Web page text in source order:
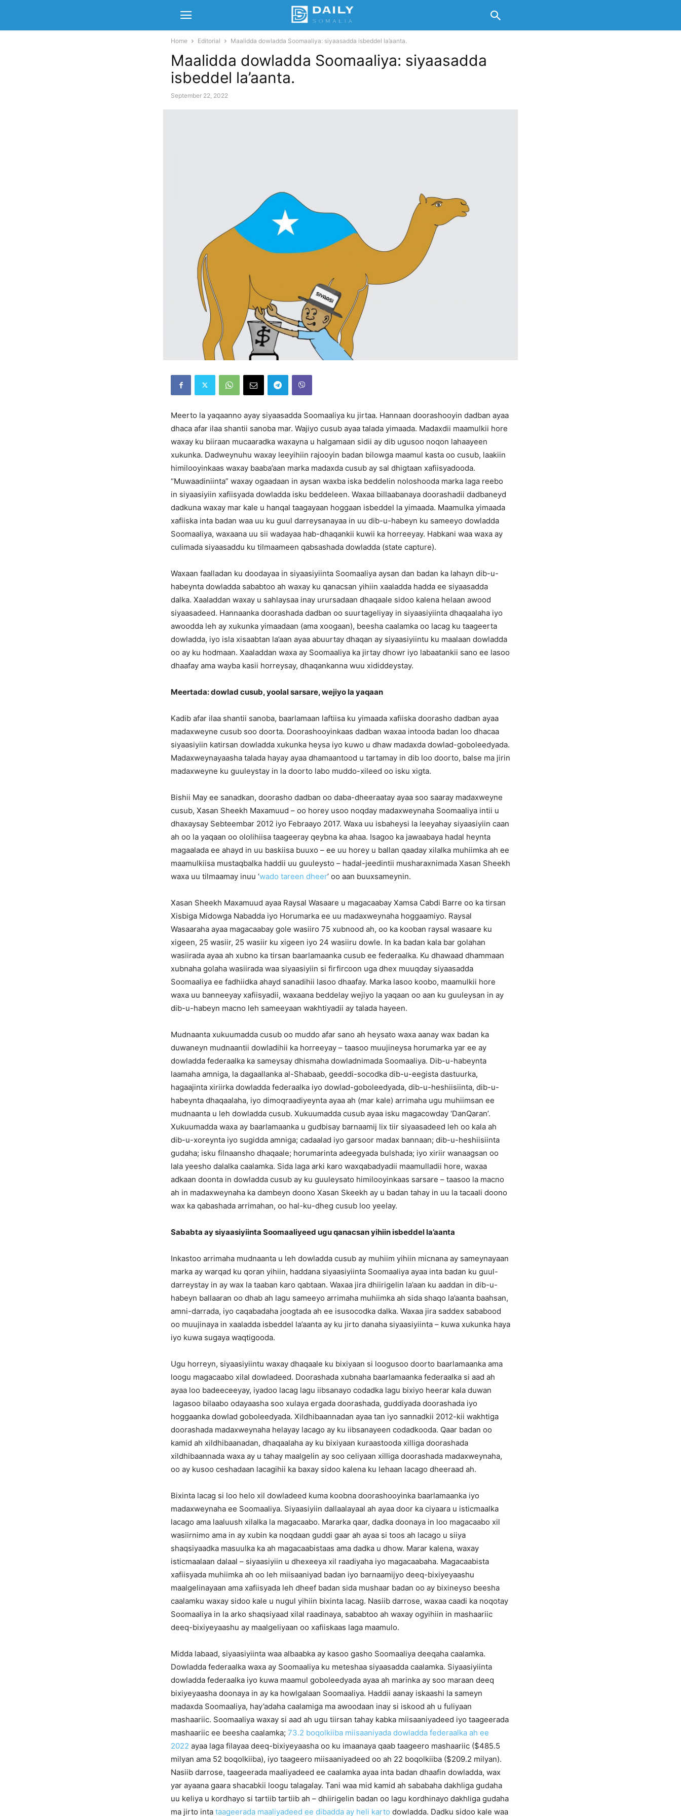
Home Editorial Maalidda dowladda Soomaaliya: siyaasadda isbeddel la’aanta.
Maalidda dowladda Soomaaliya: siyaasadda
isbeddel la’aanta.
September 22, 2022
Meerto la yaqaanno ayay siyaasadda Soomaaliya ku jirtaa. Hannaan doorashooyin dadban ayaa
dhaca afar ilaa shantii sanoba mar. Wajiyo cusub ayaa talada yimaada. Madaxdii maamulkii hore
waxay ku biiraan mucaaradka waxayna u halgamaan sidii ay dib ugusoo noqon lahaayeen
xukunka. Dadweynuhu waxay leeyihiin rajooyin badan bilowga maamul kasta oo cusub, laakiin
himilooyinkaas waxay baaba’aan marka madaxda cusub ay sal dhigtaan xafiisyadooda.
“Muwaadiniinta” waxay ogaadaan in aysan waxba iska beddelin noloshooda marka laga reebo
in siyaasiyiin xafiisyada dowladda isku beddeleen. Waxaa billaabanaya doorashadii dadbaneyd
dadkuna waxay mar kale u hanqal taagayaan hoggaan isbeddel la yimaada. Maamulka yimaada
xafiiska inta badan waa uu ku guul darreysanayaa in uu dib-u-habeyn ku sameeyo dowladda
Soomaaliya, waxaana uu sii wadayaa hab-dhaqankii kuwii ka horreeyay. Habkani waa waxa ay
culimada siyaasaddu ku tilmaameen qabsashada dowladda (state capture).
Waxaan faalladan ku doodayaa in siyaasiyiinta Soomaaliya aysan dan badan ka lahayn dib-u-
habeynta dowladda sababtoo ah waxay ku qanacsan yihiin xaaladda hadda ee siyaasadda
dalka. Xaaladdan waxay u sahlaysaa inay urursadaan dhaqaale sidoo kalena helaan awood
siyaasadeed. Hannaanka doorashada dadban oo suurtageliyay in siyaasiyiinta dhaqaalaha iyo
awoodda leh ay xukunka yimaadaan (ama xoogaan), beesha caalamka oo lacag ku taageerta
dowladda, iyo isla xisaabtan la’aan ayaa abuurtay dhaqan ay siyaasiyiintu ku maalaan dowladda
oo ay ku hodmaan. Xaaladdan waxa ay Soomaaliya ka jirtay dhowr iyo labaatankii sano ee lasoo
dhaafay ama wayba kasii horreysay, dhaqankanna wuu xididdeystay.
Meertada: dowlad cusub, yoolal sarsare, wejiyo la yaqaan
Kadib afar ilaa shantii sanoba, baarlamaan laftiisa ku yimaada xafiiska doorasho dadban ayaa
madaxweyne cusub soo doorta. Doorashooyinkaas dadban waxaa intooda badan loo dhacaa
siyaasiyiin katirsan dowladda xukunka heysa iyo kuwo u dhaw madaxda dowlad-goboleedyada.
Madaxweynayaasha talada hayay ayaa dhamaantood u tartamay in dib loo doorto, balse ma jirin
madaxweyne ku guuleystay in la doorto labo muddo-xileed oo isku xigta.
Bishii May ee sanadkan, doorasho dadban oo daba-dheeraatay ayaa soo saaray madaxweyne
cusub, Xasan Sheekh Maxamuud – oo horey usoo noqday madaxweynaha Soomaaliya intii u
dhaxaysay Sebteembar 2012 iyo Febraayo 2017. Waxa uu isbaheysi la leeyahay siyaasiyiin caan
ah oo la yaqaan oo ololihiisa taageeray qeybna ka ahaa. Isagoo ka jawaabaya hadal heynta
magaalada ee ahayd in uu baskiisa buuxo – ee uu horey u ballan qaaday xilalka muhiimka ah ee
maamulkiisa mustaqbalka haddii uu guuleysto – hadal-jeedintii musharaxnimada Xasan Sheekh
waxa uu tilmaamay inuu ‘wado tareen dheer’ oo aan buuxsameynin.
Xasan Sheekh Maxamuud ayaa Raysal Wasaare u magacaabay Xamsa Cabdi Barre oo ka tirsan
Xisbiga Midowga Nabadda iyo Horumarka ee uu madaxweynaha hoggaamiyo. Raysal
Wasaaraha ayaa magacaabay gole wasiiro 75 xubnood ah, oo ka kooban raysal wasaare ku
xigeen, 25 wasiir, 25 wasiir ku xigeen iyo 24 wasiiru dowle. In ka badan kala bar golahan
wasiirada ayaa ah xubno ka tirsan baarlamaanka cusub ee federaalka. Ku dhawaad dhammaan
xubnaha golaha wasiirada waa siyaasiyiin si firfircoon uga dhex muuqday siyaasadda
Soomaaliya ee fadhiidka ahayd sanadihii lasoo dhaafay. Marka lasoo koobo, maamulkii hore
waxa uu banneeyay xafiisyadii, waxaana beddelay wejiyo la yaqaan oo aan ku guuleysan in ay
dib-u-habeyn macno leh sameeyaan wakhtiyadii ay talada hayeen.
Mudnaanta xukuumadda cusub oo muddo afar sano ah heysato waxa aanay wax badan ka
duwaneyn mudnaantii dowladihii ka horreeyay – taasoo muujineysa horumarka yar ee ay
dowladda federaalka ka sameysay dhismaha dowladnimada Soomaaliya. Dib-u-habeynta
laamaha amniga, la dagaallanka al-Shabaab, geeddi-socodka dib-u-eegista dastuurka,
hagaajinta xiriirka dowladda federaalka iyo dowlad-goboleedyada, dib-u-heshiisiinta, dib-u-
habeynta dhaqaalaha, iyo dimoqraadiyeynta ayaa ah (mar kale) arrimaha ugu muhiimsan ee
mudnaanta u leh dowladda cusub. Xukuumadda cusub ayaa isku magacowday ‘DanQaran’.
Xukuumadda waxa ay baarlamaanka u gudbisay barnaamij lix tiir siyaasadeed leh oo kala ah
dib-u-xoreynta iyo sugidda amniga; cadaalad iyo garsoor madax bannaan; dib-u-heshiisiinta
gudaha; isku filnaansho dhaqaale; horumarinta adeegyada bulshada; iyo xiriir wanaagsan oo
lala yeesho dalalka caalamka. Sida laga arki karo waxqabadyadii maamulladii hore, waxaa
adkaan doonta in dowladda cusub ay ku guuleysato himilooyinkaas sarsare – taasoo la macno
ah in madaxweynaha ka dambeyn doono Xasan Skeekh ay u badan tahay in uu la tacaali doono
wax ka qabashada arrimahan, oo hal-ku-dheg cusub loo yeelay.
Sababta ay siyaasiyiinta Soomaaliyeed ugu qanacsan yihiin isbeddel la’aanta
Inkastoo arrimaha mudnaanta u leh dowladda cusub ay muhiim yihiin micnana ay sameynayaan
marka ay warqad ku qoran yihiin, haddana siyaasiyiinta Soomaaliya ayaa inta badan ku guul-
darreystay in ay wax la taaban karo qabtaan. Waxaa jira dhiirigelin la’aan ku aaddan in dib-u-
habeyn ballaaran oo dhab ah lagu sameeyo arrimaha muhiimka ah sida shaqo la’aanta baahsan,
amni-darrada, iyo caqabadaha joogtada ah ee isusocodka dalka. Waxaa jira saddex sababood
oo muujinaya in xaaladda isbeddel la’aanta ay ku jirto danaha siyaasiyiinta – kuwa xukunka haya
iyo kuwa sugaya waqtigooda.
Ugu horreyn, siyaasiyiintu waxay dhaqaale ku bixiyaan si loogusoo doorto baarlamaanka ama
loogu magacaabo xilal dowladeed. Doorashada xubnaha baarlamaanka federaalka si aad ah
ayaa loo badeeceeyay, iyadoo lacag lagu iibsanayo codadka lagu bixiyo heerar kala duwan
lagasoo bilaabo odayaasha soo xulaya ergada doorashada, guddiyada doorashada iyo
hoggaanka dowlad goboleedyada. Xildhibaannadan ayaa tan iyo sannadkii 2012-kii wakhtiga
doorashada madaxweynaha helayay lacago ay ku iibsanayeen codadkooda. Qaar badan oo
kamid ah xildhibaanadan, dhaqaalaha ay ku bixiyaan kuraastooda xilliga doorashada
xildhibaannada waxa ay u tahay maalgelin ay soo celiyaan xilliga doorashada madaxweynaha,
oo ay kusoo ceshadaan lacagihii ka baxay sidoo kalena ku lehaan lacago dheeraad ah.
Bixinta lacag si loo helo xil dowladeed kuma koobna doorashooyinka baarlamaanka iyo
madaxweynaha ee Soomaaliya. Siyaasiyiin dallaalayaal ah ayaa door ka ciyaara u isticmaalka
lacago ama laaluush xilalka la magacaabo. Mararka qaar, dadka doonaya in loo magacaabo xil
wasiirnimo ama in ay xubin ka noqdaan guddi gaar ah ayaa si toos ah lacago u siiya
shaqsiyaadka masuulka ka ah magacaabistaas ama dadka u dhow. Marar kalena, waxay
isticmaalaan dalaal – siyaasiyiin u dhexeeya xil raadiyaha iyo magacaabaha. Magacaabista
xafiisyada muhiimka ah oo leh miisaaniyad badan iyo barnaamijyo deeq-bixiyeyaashu
maalgelinayaan ama xafiisyada leh dheef badan sida mushaar badan oo ay bixineyso beesha
caalamku waxay sidoo kale u nugul yihiin bixinta lacag. Nasiib darrose, waxaa caadi ka noqotay
Soomaaliya in la arko shaqsiyaad xilal raadinaya, sababtoo ah waxay ogyihiin in mashaariic
deeq-bixiyeyaashu ay maalgeliyaan oo xafiiskaas laga maamulo.
Midda labaad, siyaasiyiinta waa albaabka ay kasoo gasho Soomaaliya deeqaha caalamka.
Dowladda federaalka waxa ay Soomaaliya ku meteshaa siyaasadda caalamka. Siyaasiyiinta
dowladda federaalka iyo kuwa maamul goboleedyada ayaa ah marinka ay soo maraan deeq
bixiyeyaasha doonaya in ay ka howlgalaan Soomaaliya. Haddii aanay iskaashi la sameyn
madaxda Soomaaliya, hay’adaha caalamiga ma awoodaan inay si iskood ah u fuliyaan
mashaariic. Soomaaliya waxay si aad ah ugu tiirsan tahay kabka miisaaniyadeed iyo taageerada
mashaariic ee beesha caalamka; 73.2 boqolkiiba miisaaniyada dowladda federaalka ah ee
2022 ayaa laga filayaa deeq-bixiyeyaasha oo ku imaanaya qaab taageero mashaariic ($485.5
milyan ama 52 boqolkiiba), iyo taageero miisaaniyadeed oo ah 22 boqolkiiba ($209.2 milyan).
Nasiib darrose, taageerada maaliyadeed ee caalamka ayaa inta badan dhaafin dowladda, wax
yar ayaana gaara shacabkii loogu talagalay. Tani waa mid kamid ah sababaha dakhliga gudaha
uu keliya u kordhayo si tartiib tartiib ah – dhiirigelin badan oo lagu kordhinayo dakhliga gudaha
ma jirto inta taageerada maaliyadeed ee dibadda ay heli karto dowladda. Dadku sidoo kale waa